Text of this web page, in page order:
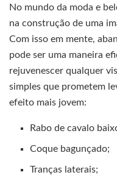
No mundo da moda e
na construção de uma
Com isso em mente,
pode ser uma maneira
rejuvenescer qualquer
simples que prometem
efeito mais jovem:
Rabo de cavalo
Coque bagunçado;
Tranças laterais;